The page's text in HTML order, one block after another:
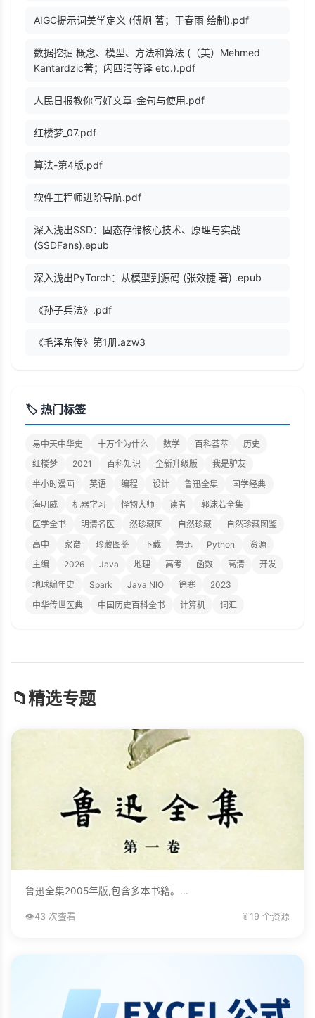
AIGC提示词美学定义 (傅炯 著；于春雨 绘制).pdf
数据挖掘 概念、模型、方法和算法 (（美）Mehmed
Kantardzic著；闪四清等译 etc.).pdf
人民日报教你写好文章-金句与使用.pdf
红楼梦_07.pdf
算法-第4版.pdf
软件工程师进阶导航.pdf
深入浅出SSD：固态存储核心技术、原理与实战
(SSDFans).epub
深入浅出PyTorch：从模型到源码 (张效捷 著) .epub
《孙子兵法》.pdf
《毛泽东传》第1册.azw3
🏷️ 热门标签
易中天中华史 十万个为什么 数学 百科荟萃
历史
红楼梦
2021 百科知识 全新升级版
我是驴友
半小时漫画
英语 编程 设计 鲁迅全集
国学经典
海明威
机器学习 怪物大师 读者
郭沫若全集
医学全书
明清名医 然珍藏图 自然珍藏
自然珍藏图鉴
高中
家谱 珍藏图鉴 下载 鲁迅 Python
资源
主编
2026 Java 地理 高考 函数 高清
开发
地球编年史
Spark Java NIO 徐寒
2023
中华传世医典
中国历史百科全书 计算机 词汇
📁精选专题
鲁迅全集2005年版,包含多本书籍。...
👁️43 次查看 📎 19 个资源